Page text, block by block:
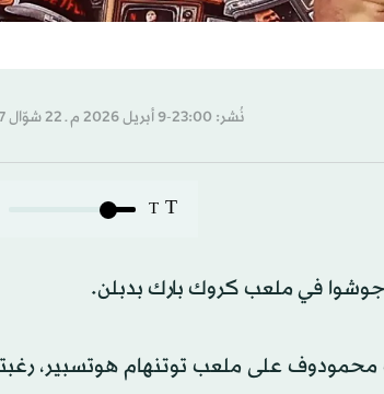
نُشر: 23:00-9 أبريل 2026 م ـ 22 شوّال 1447 هـ
T
T
جوشوا في ملعب كروك بارك بدبلن.
محمودوف على ملعب توتنهام هوتسبير،